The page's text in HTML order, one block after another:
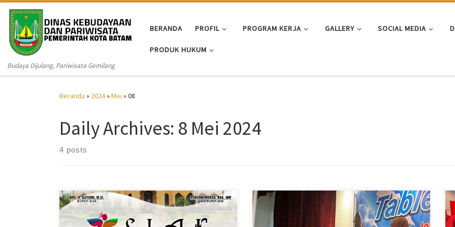
Skip to content
Budaya Dijulang, Pariwisata Gemilang
BERANDA PROFIL PROGRAM KERJA GALLERY SOCIAL MEDIA
PRODUK HUKUM
Beranda » 2024»Mei »08
Daily Archives: 8 Mei 2024
4 posts
Siak – Pemerintah Kabupaten Siak melalui Dinas
Pariwisata dalam waktu dekat, akan menggelar
pameran dan temu bisnis, acara bertajuk Siak
Batam – Komjen Konsulat Jenderal Republik Indonesia
(KJRI) Johor Bahru, Sigit Widiyanto, mengapresiasi
event Table Top yang digelar Dinas Kebudayaan dan